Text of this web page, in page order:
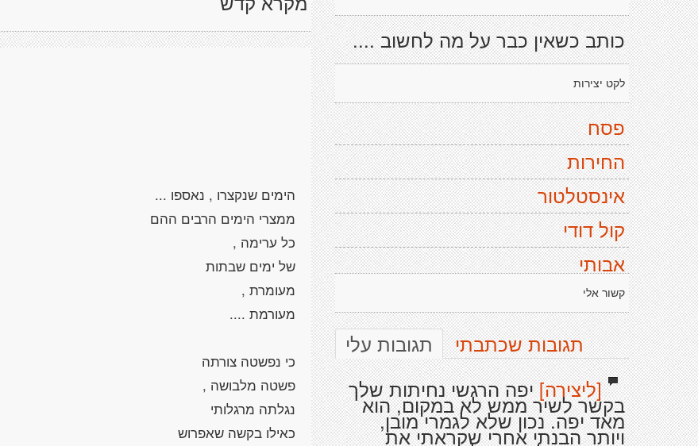
כותב כשאין כבר על מה לחשוב ....
לקט יצירות
פסח
החירות
אינסטלטור
קול דודי
אבותי
קשור אלי
תגובות עלי
תגובות שכתבתי
[ליצירה]יפה הרגשי נחיתות שלך
בקשר לשיר ממש לא במקום, הוא
מאד יפה. נכון שלא לגמרי מובן,
ויותר הבנתי אחרי שקראתי את